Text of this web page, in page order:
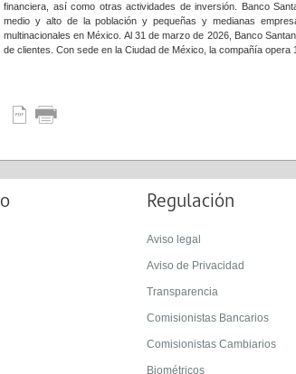
financiera, así como otras actividades de inversión. Banco
medio y alto de la población y pequeñas y medianas
multinacionales en México. Al 31 de marzo de 2026, Banco
de clientes. Con sede en la Ciudad de México, la compañía
Regulación
Aviso legal
Aviso de Privacidad
Transparencia
Comisionistas Bancarios
Comisionistas Cambiarios
Biométricos